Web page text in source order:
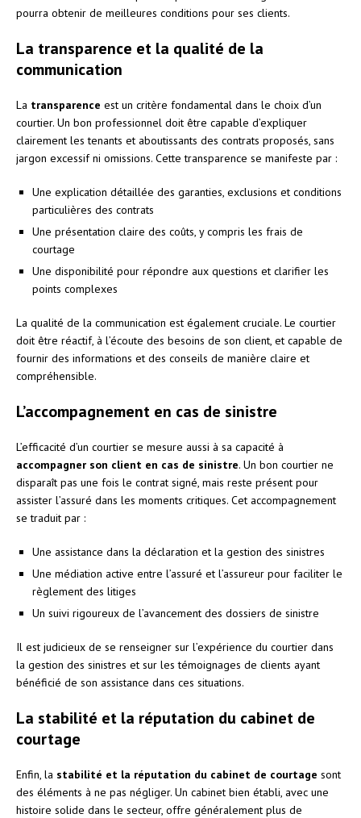
pourra obtenir de meilleures conditions pour ses clients.
La transparence et la qualité de la
communication
La transparence est un critère fondamental dans le choix d’un
courtier. Un bon professionnel doit être capable d’expliquer
clairement les tenants et aboutissants des contrats proposés, sans
jargon excessif ni omissions. Cette transparence se manifeste par :
Une explication détaillée des garanties, exclusions et conditions
particulières des contrats
Une présentation claire des coûts, y compris les frais de
courtage
Une disponibilité pour répondre aux questions et clarifier les
points complexes
La qualité de la communication est également cruciale. Le courtier
doit être réactif, à l’écoute des besoins de son client, et capable de
fournir des informations et des conseils de manière claire et
compréhensible.
L’accompagnement en cas de sinistre
L’efficacité d’un courtier se mesure aussi à sa capacité à
accompagner son client en cas de sinistre. Un bon courtier ne
disparaît pas une fois le contrat signé, mais reste présent pour
assister l’assuré dans les moments critiques. Cet accompagnement
se traduit par :
Une assistance dans la déclaration et la gestion des sinistres
Une médiation active entre l’assuré et l’assureur pour faciliter le
règlement des litiges
Un suivi rigoureux de l’avancement des dossiers de sinistre
Il est judicieux de se renseigner sur l’expérience du courtier dans
la gestion des sinistres et sur les témoignages de clients ayant
bénéficié de son assistance dans ces situations.
La stabilité et la réputation du cabinet de
courtage
Enfin, la stabilité et la réputation du cabinet de courtage sont
des éléments à ne pas négliger. Un cabinet bien établi, avec une
histoire solide dans le secteur, offre généralement plus de